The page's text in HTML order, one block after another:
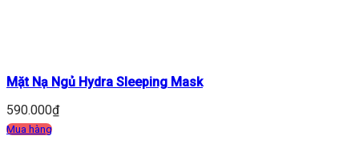
Mặt Nạ Ngủ Hydra Sleeping Mask
590.000₫
Mua hàng